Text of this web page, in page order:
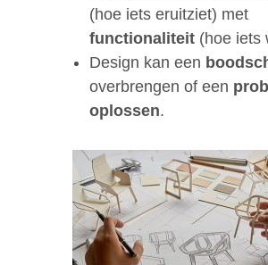
(hoe iets eruitziet) met
functionaliteit (hoe iets
Design kan een
overbrengen of een
oplossen.